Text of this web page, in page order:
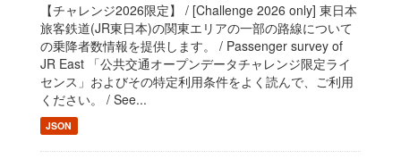
【チャレンジ2026限定】 / [Challenge 2026 only] 東日本
旅客鉄道(JR東日本)の関東エリアの一部の路線について
の乗降者数情報を提供します。 / Passenger survey of
JR East 「公共交通オープンデータチャレンジ限定ライ
センス」およびその特定利用条件をよく読んで、ご利用
ください。 / See...
JSON